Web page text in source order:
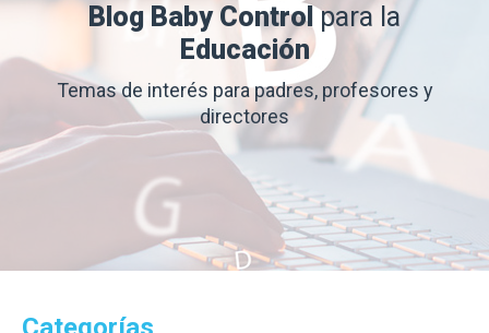
Blog Baby Controlpara la
Educación
Temas de interés para padres, profesores y
directores